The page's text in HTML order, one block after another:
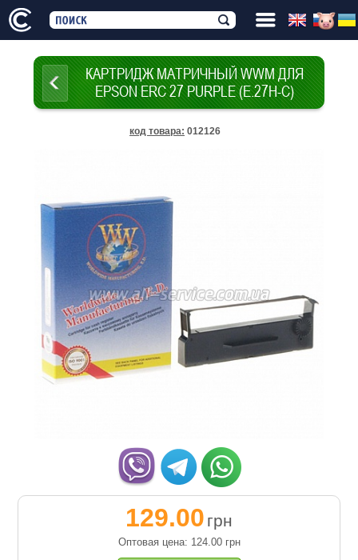
КАРТРИДЖ МАТРИЧНЫЙ WWM ДЛЯ
EPSON ERC 27 PURPLE (E.27H-C)
код товара: 012126
129.00 грн
Оптовая цена: 124.00 грн